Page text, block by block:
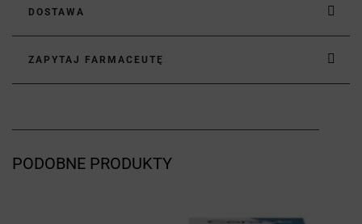
DOSTAWA
ZAPYTAJ FARMACEUTĘ
PODOBNE PRODUKTY